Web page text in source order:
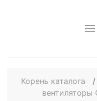
Корень каталога /
вентиляторы